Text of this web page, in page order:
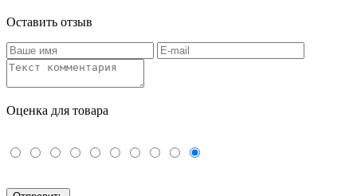
Оставить отзыв
Оценка для товара